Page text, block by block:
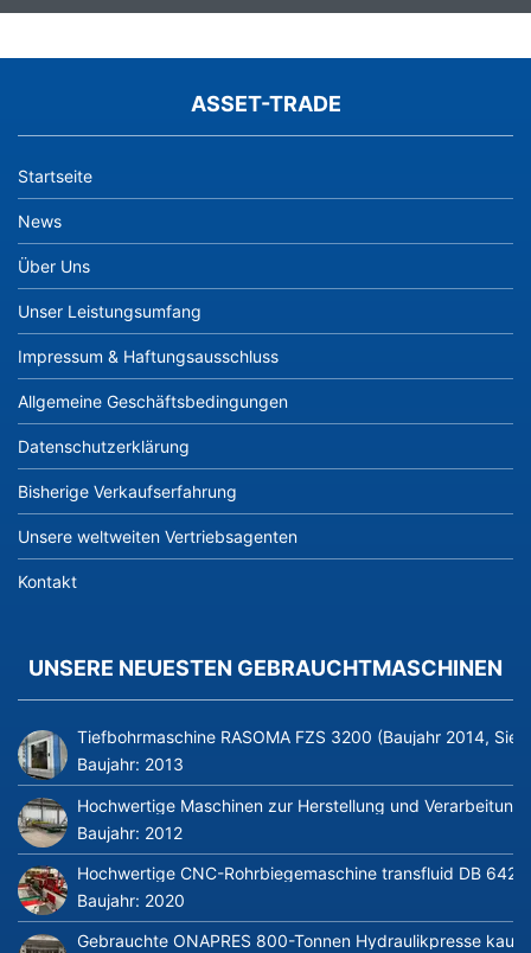
ASSET-TRADE
Startseite
News
Über Uns
Unser Leistungsumfang
Impressum & Haftungsausschluss
Allgemeine Geschäftsbedingungen
Datenschutzerklärung
Bisherige Verkaufserfahrung
Unsere weltweiten Vertriebsagenten
Kontakt
UNSERE NEUESTEN GEBRAUCHTMASCHINEN
Tiefbohrmaschine RASOMA FZS 3200 (Baujahr 2014,
Baujahr: 2013
Hochwertige Maschinen zur Herstellung und
Baujahr: 2012
Hochwertige CNC-Rohrbiegemaschine transfluid DB
Baujahr: 2020
Gebrauchte ONAPRES 800-Tonnen Hydraulikpresse